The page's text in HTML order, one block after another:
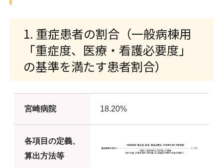
1. 重症患者の割合（一般病棟用
「重症度、医療・看護必要度」
の基準を満たす患者割合）
宮崎病院 18.20%
各項目の定義、
算出方法等